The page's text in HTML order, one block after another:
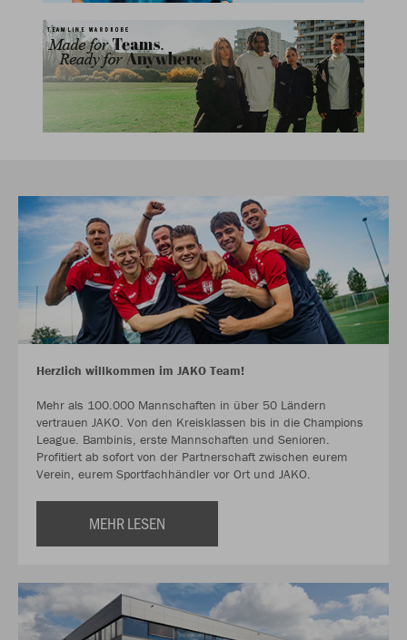
Herzlich willkommen im JAKO Team!
Mehr als 100.000 Mannschaften in über 50 Ländern
vertrauen JAKO. Von den Kreisklassen bis in die Champions
League. Bambinis, erste Mannschaften und Senioren.
Profitiert ab sofort von der Partnerschaft zwischen eurem
Verein, eurem Sportfachhändler vor Ort und JAKO.
MEHR LESEN